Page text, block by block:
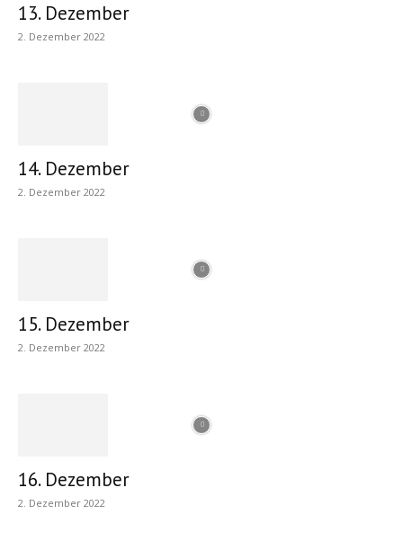
13. Dezember
2. Dezember 2022
14. Dezember
2. Dezember 2022
15. Dezember
2. Dezember 2022
16. Dezember
2. Dezember 2022